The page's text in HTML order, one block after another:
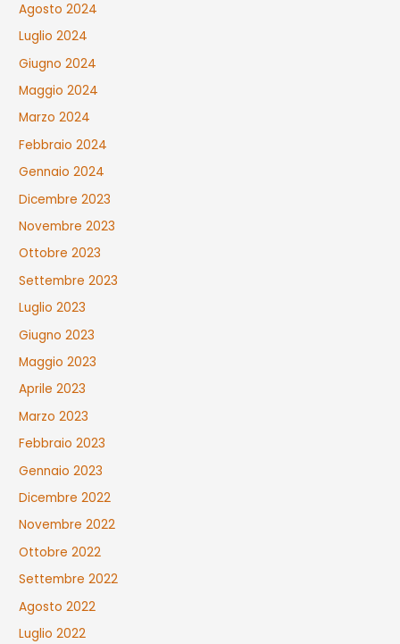
Agosto 2024
Luglio 2024
Giugno 2024
Maggio 2024
Marzo 2024
Febbraio 2024
Gennaio 2024
Dicembre 2023
Novembre 2023
Ottobre 2023
Settembre 2023
Luglio 2023
Giugno 2023
Maggio 2023
Aprile 2023
Marzo 2023
Febbraio 2023
Gennaio 2023
Dicembre 2022
Novembre 2022
Ottobre 2022
Settembre 2022
Agosto 2022
Luglio 2022